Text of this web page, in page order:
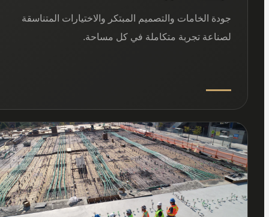
جودة الخامات والتصميم المبتكر والاختيارات المتناسقة
لصناعة تجربة متكاملة في كل مساحة.
03